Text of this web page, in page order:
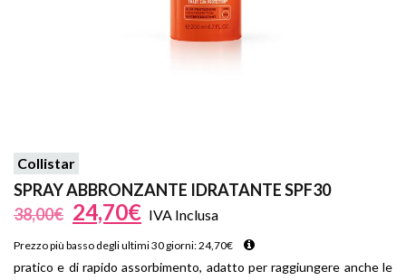
Collistar
SPRAY ABBRONZANTE IDRATANTE SPF30
38,00€ 24,70€ IVA Inclusa
Prezzo più basso degli ultimi 30 giorni:24,70€
pratico e di rapido assorbimento, adatto per raggiungere anche le